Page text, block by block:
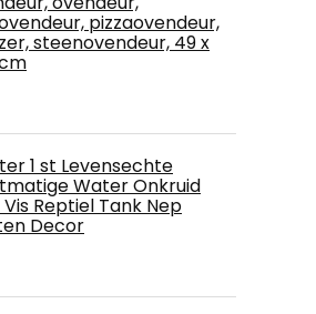
pizzaovendeur,
steenovendeur, 49 x
1 st Levensechte
Water Onkruid
Reptiel Tank Nep
Decor